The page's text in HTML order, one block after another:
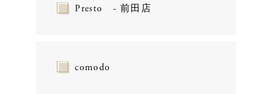
Presto - 前田店
comodo